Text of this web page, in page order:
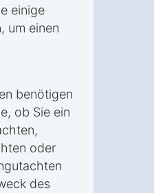
einige
um einen
benötigen
ob Sie ein
oder
des